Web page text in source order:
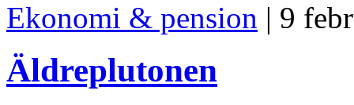
Ekonomi & pension | 9
Äldreplutonen